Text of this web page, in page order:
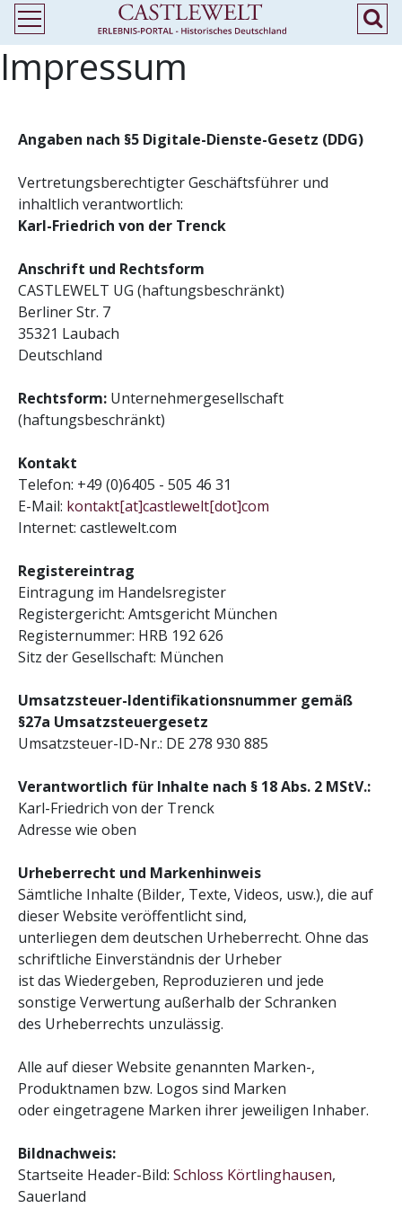
Impressum
Angaben nach §5 Digitale-Dienste-Gesetz (DDG)
Vertretungsberechtigter Geschäftsführer und
inhaltlich verantwortlich:
Karl-Friedrich von der Trenck
Anschrift und Rechtsform
CASTLEWELT UG (haftungsbeschränkt)
Berliner Str. 7
35321 Laubach
Deutschland
Rechtsform: Unternehmergesellschaft
(haftungsbeschränkt)
Kontakt
Telefon: +49 (0)6405 - 505 46 31
E-Mail: kontakt[at]castlewelt[dot]com
Internet: castlewelt.com
Registereintrag
Eintragung im Handelsregister
Registergericht: Amtsgericht München
Registernummer: HRB 192 626
Sitz der Gesellschaft: München
Umsatzsteuer-Identifikationsnummer gemäß
§27a Umsatzsteuergesetz
Umsatzsteuer-ID-Nr.: DE 278 930 885
Verantwortlich für Inhalte nach § 18 Abs. 2 MStV.:
Karl-Friedrich von der Trenck
Adresse wie oben
Urheberrecht und Markenhinweis
Sämtliche Inhalte (Bilder, Texte, Videos, usw.), die auf
dieser Website veröffentlicht sind,
unterliegen dem deutschen Urheberrecht. Ohne das
schriftliche Einverständnis der Urheber
ist das Wiedergeben, Reproduzieren und jede
sonstige Verwertung außerhalb der Schranken
des Urheberrechts unzulässig.
Alle auf dieser Website genannten Marken-,
Produktnamen bzw. Logos sind Marken
oder eingetragene Marken ihrer jeweiligen Inhaber.
Bildnachweis:
Startseite Header-Bild: Schloss Körtlinghausen,
Sauerland